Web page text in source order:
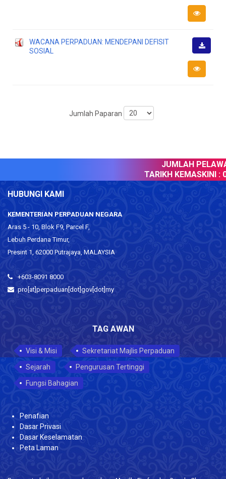
Turun
WACANA PERPADUAN: MENDEPANI DEFISIT
SOSIAL
Turun
Jumlah Paparan
JUMLAH
TARIKH KEMASKINI :
HUBUNGI KAMI
KEMENTERIAN PERPADUAN NEGARA
Aras 5 - 10, Blok F9, Parcel F,
Lebuh Perdana Timur,
Presint 1, 62000 Putrajaya, MALAYSIA
+603-8091 8000
pro[at]perpaduan[dot]gov[dot]my
TAG AWAN
Visi & Misi
Sekretariat Majlis Perpaduan
Sejarah
Pengurusan Tertinggi
Fungsi Bahagian
Penafian
Dasar Privasi
Dasar Keselamatan
Peta Laman